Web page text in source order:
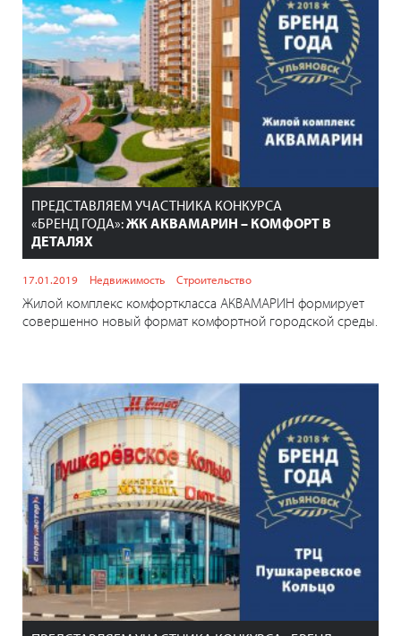
ПРЕДСТАВЛЯЕМ УЧАСТНИКА КОНКУРСА
«БРЕНД ГОДА»:ЖК АКВАМАРИН – КОМФОРТ В
ДЕТАЛЯХ
17.01.2019 Недвижимость Строительство
Жилой комплекс комфорткласса АКВАМАРИН формирует
совершенно новый формат комфортной городской среды.